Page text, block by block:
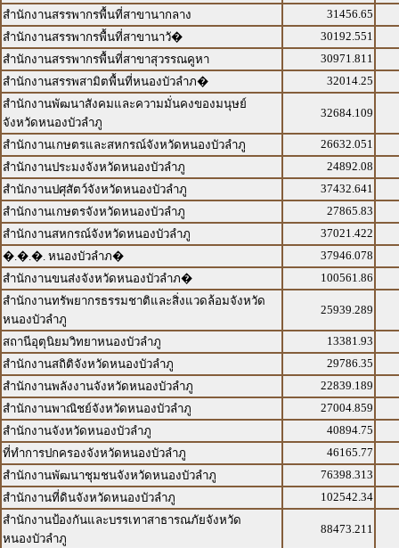
สำนักงานสรรพากรพื้นที่สาขานากลาง
31456.65
สำนักงานสรรพากรพื้นที่สาขานาวั�
30192.551
สำนักงานสรรพากรพื้นที่สาขาสุวรรณคูหา
30971.811
สำนักงานสรรพสามิตพื้นที่หนองบัวลำภ�
32014.25
สำนักงานพัฒนาสังคมและความมั่นคงของมนุษย์
จังหวัดหนองบัวลำภู
32684.109
สำนักงานเกษตรและสหกรณ์จังหวัดหนองบัวลำภู
26632.051
สำนักงานประมงจังหวัดหนองบัวลำภู
24892.08
สำนักงานปศุสัตว์จังหวัดหนองบัวลำภู
37432.641
สำนักงานเกษตรจังหวัดหนองบัวลำภู
27865.83
สำนักงานสหกรณ์จังหวัดหนองบัวลำภู
37021.422
�.�.�. หนองบัวลำภ�
37946.078
สำนักงานขนส่งจังหวัดหนองบัวลำภ�
100561.86
สำนักงานทรัพยากรธรรมชาติและสิ่งแวดล้อมจังหวัด
หนองบัวลำภู
25939.289
สถานีอุตุนิยมวิทยาหนองบัวลำภู
13381.93
สำนักงานสถิติจังหวัดหนองบัวลำภู
29786.35
สำนักงานพลังงานจังหวัดหนองบัวลำภู
22839.189
สำนักงานพาณิชย์จังหวัดหนองบัวลำภู
27004.859
สำนักงานจังหวัดหนองบัวลำภู
40894.75
ที่ทำการปกครองจังหวัดหนองบัวลำภู
46165.77
สำนักงานพัฒนาชุมชนจังหวัดหนองบัวลำภู
76398.313
สำนักงานที่ดินจังหวัดหนองบัวลำภู
102542.34
สำนักงานป้องกันและบรรเทาสาธารณภัยจังหวัด
หนองบัวลำภู
88473.211